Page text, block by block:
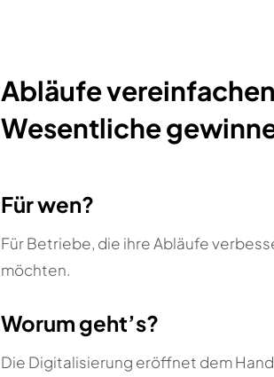
Abläufe
Wesentliche
Für wen?
Für Betriebe, die ihre Abläufe
möchten.
Worum geht’s?
Die Digitalisierung eröffnet dem